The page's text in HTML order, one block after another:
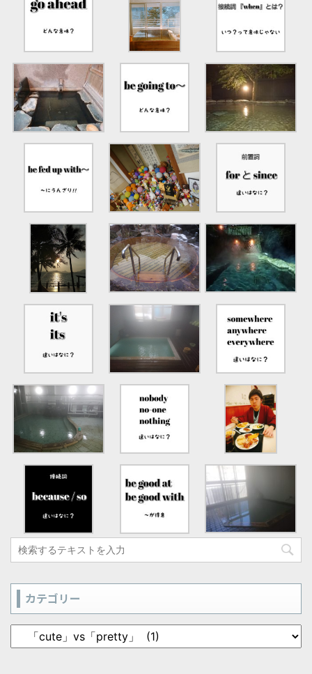
カテゴリー